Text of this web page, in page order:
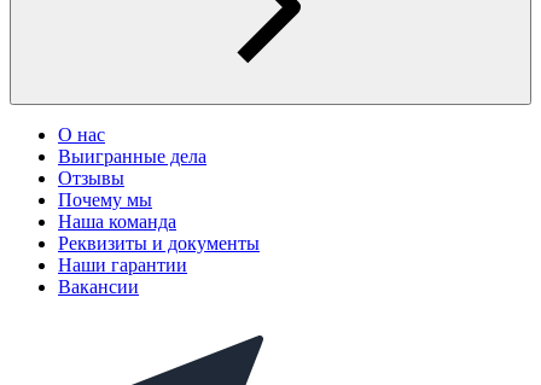
О нас
Выигранные дела
Отзывы
Почему мы
Наша команда
Реквизиты и документы
Наши гарантии
Вакансии